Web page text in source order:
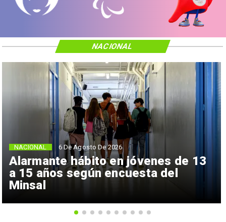
Alarmante hábito en jóvenes de 13
a 15 años según encuesta del
Minsal
NACIONAL 6 De Agosto De 2026
NACIONAL